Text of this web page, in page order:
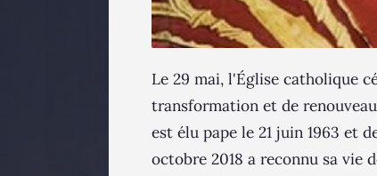
Le 29 mai, l'Église catholique
transformation et de
est élu pape le 21 juin 1963 et
octobre 2018 a reconnu sa vie